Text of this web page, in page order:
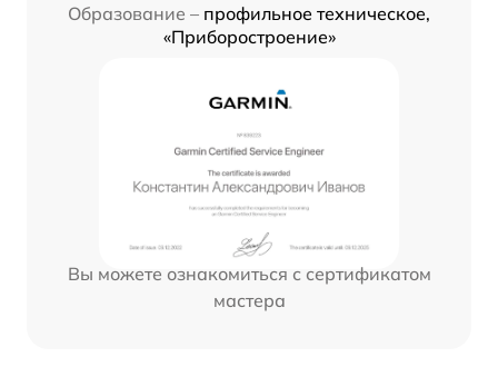
Образование – профильное техническое,
«Приборостроение»
Вы можете ознакомиться с сертификатом
мастера